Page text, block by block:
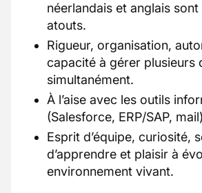
néerlandais et anglais
atouts.
Rigueur, organisation,
capacité à gérer plusieurs
simultanément.
À l’aise avec les outils
(Salesforce, ERP/SAP,
Esprit d’équipe, curiosité,
d’apprendre et plaisir à
environnement vivant.